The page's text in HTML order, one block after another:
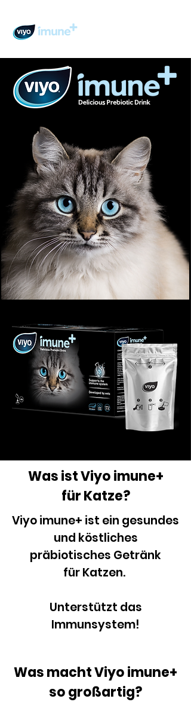
Was ist Viyo imune+
für Katze?
Viyo imune+ ist ein gesundes
und köstliches
präbiotisches Getränk
für Katzen.
Unterstützt das
Immunsystem!
Was macht Viyo imune+
so großartig?